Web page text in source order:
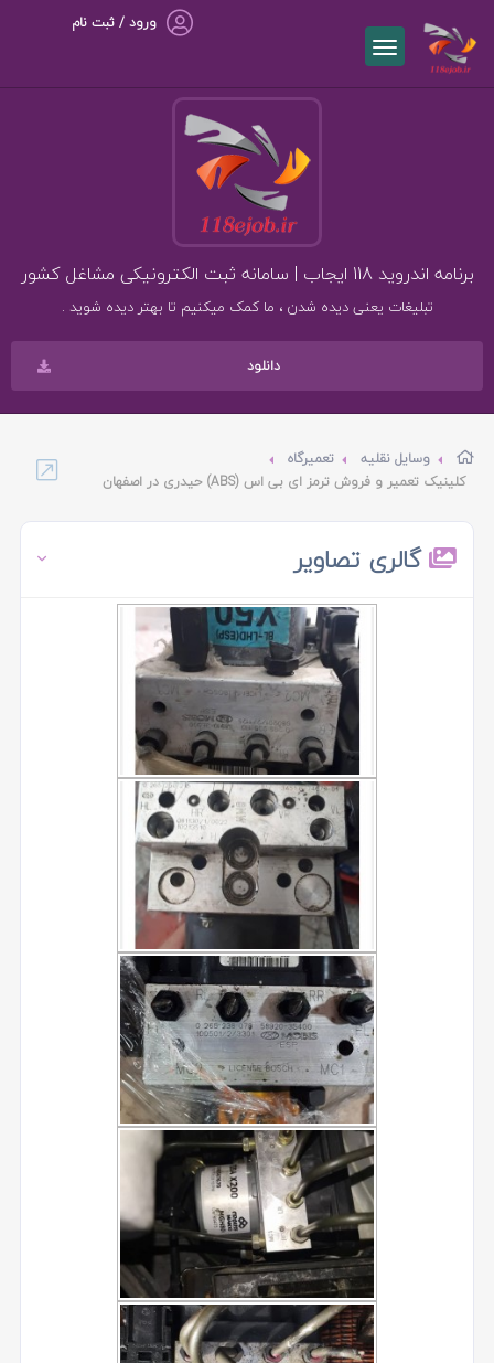
ورود / ثبت نام
برنامه اندروید 118 ایجاب | سامانه ثبت الکترونیکی مشاغل کشور
تبلیغات یعنی دیده شدن ، ما کمک میکنیم تا بهتر دیده شوید .
دانلود
وسایل نقلیه
تعمیرگاه
کلینیک تعمیر و فروش ترمز ای بی اس (ABS) حیدری در اصفهان
گالری تصاویر